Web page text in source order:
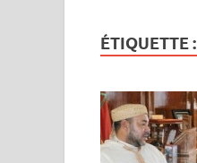
ÉTIQUETTE :